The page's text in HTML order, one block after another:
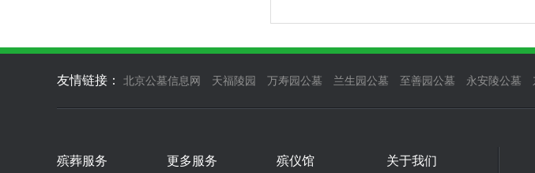
友情链接： 北京公墓信息网 天福陵园 万寿园公墓 兰生园公墓 至善园公墓 永安陵公墓
殡葬服务 更多服务 殡仪馆 关于我们